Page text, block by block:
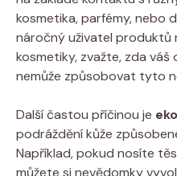
kosmetika, parfémy, nebo
náročný uživatel produktů
kosmetiky, zvažte, zda
nemůže způsobovat tyto
Další častou příčinou je
podráždění kůže
Například, pokud nosíte
můžete si nevědomky